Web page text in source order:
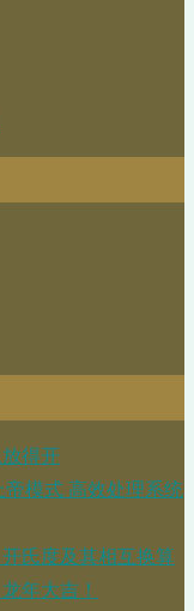
得开
模式 高效处理系统
氏度及其相互换算
年大吉！